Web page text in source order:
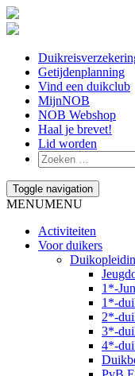
Getijdenplanning
Vind een duikclub
MijnNOB
NOB Webshop
Haal je brevet!
Lid worden
Toggle navigation
MENUMENU
Activiteiten
Voor duikers
1*-
1*-
2*-
3*-
4*-